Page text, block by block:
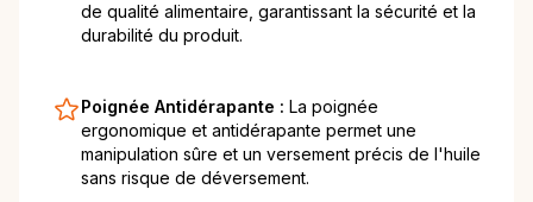
de qualité alimentaire, garantissant la sécurité et la
durabilité du produit.
Poignée Antidérapante : La poignée
ergonomique et antidérapante permet une
manipulation sûre et un versement précis de l'huile
sans risque de déversement.